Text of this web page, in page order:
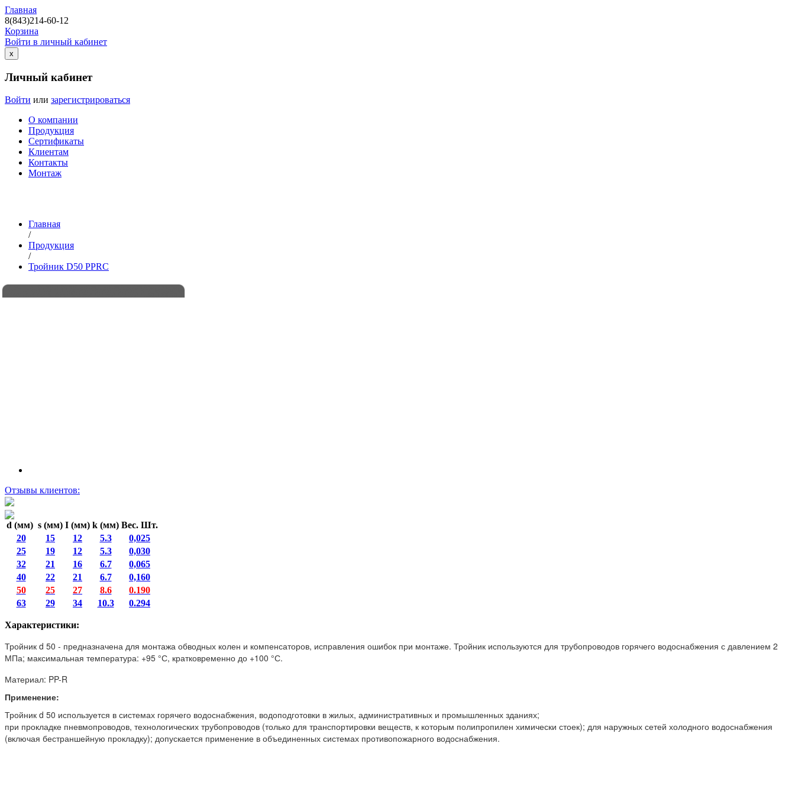
Главная
8(843)214-60-12
Корзина
Войти в личный кабинет
х
Личный кабинет
Войти или зарегистрироваться
О компании
Продукция
Сертификаты
Клиентам
Контакты
Монтаж
Главная
/
Продукция
/
Тройник D50 PPRC
Отзывы клиентов:
d (мм) s (мм) I (мм) k (мм) Вес. Шт.
20
15 12 5.3
0,025
25
19 12 5.3
0,030
32
21 16 6.7
0,065
40
22 21 6.7
0,160
50
25 27 8.6
0.190
63
29 34 10.3 0.294
Характеристики:
Тройник d 50 - предназначена для монтажа обводных колен и компенсаторов, исправления ошибок при монтаже. Тройник используются для трубопроводов горячего водоснабжения с давлением 2
МПа; максимальная температура: +95 °С, кратковременно до +100 °С.
Материал: PP-R
Применение:
Тройник d 50 используется в системах горячего водоснабжения, водоподготовки в жилых, административных и промышленных зданиях;
при прокладке пневмопроводов, технологических трубопроводов (только для транспортировки веществ, к которым полипропилен химически стоек); для наружных сетей холодного водоснабжения
(включая бестраншейную прокладку); допускается применение в объединенных системах противопожарного водоснабжения.